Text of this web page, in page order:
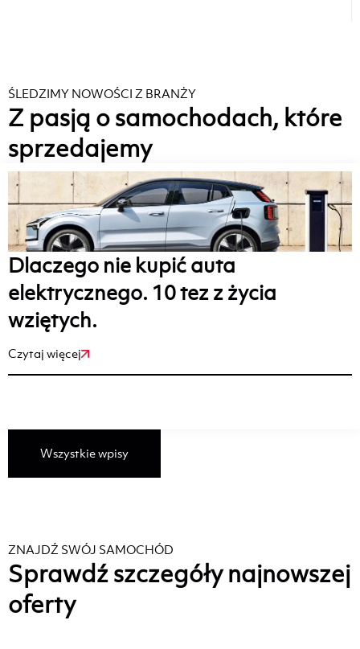
ŚLEDZIMY NOWOŚCI Z BRANŻY
Z pasją o samochodach, które
sprzedajemy
Dlaczego nie kupić auta
elektrycznego. 10 tez z życia
wziętych.
Czytaj więcej
Wszystkie wpisy
ZNAJDŹ SWÓJ SAMOCHÓD
Sprawdź szczegóły najnowszej
oferty